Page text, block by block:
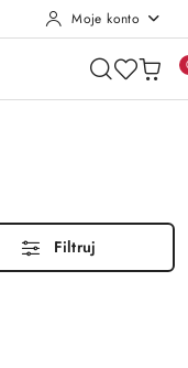
Moje konto
Filtruj